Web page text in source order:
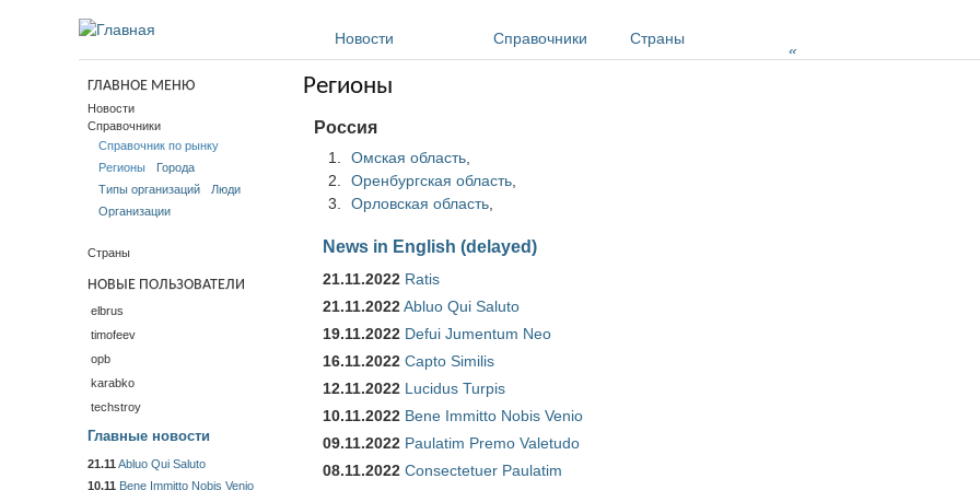
Новости
Справочники Страны
»
Регионы
Россия
Омская область
Оренбургская область
Орловская область
News in English (delayed)
21.11.2022 Ratis
21.11.2022Abluo Qui Saluto
19.11.2022 Defui Jumentum Neo
16.11.2022 Capto Similis
12.11.2022 Lucidus Turpis
10.11.2022 Bene Immitto Nobis Venio
09.11.2022 Paulatim Premo Valetudo
08.11.2022 Consectetuer Paulatim
ГЛАВНОЕ МЕНЮ
Новости
Справочники
Справочник по рынку
Регионы
Города
Типы организаций
Люди
Организации
Страны
НОВЫЕ ПОЛЬЗОВАТЕЛИ
elbrus
timofeev
opb
karabko
techstroy
Главные новости
21.11 Abluo Qui Saluto
10.11 Bene Immitto Nobis Venio